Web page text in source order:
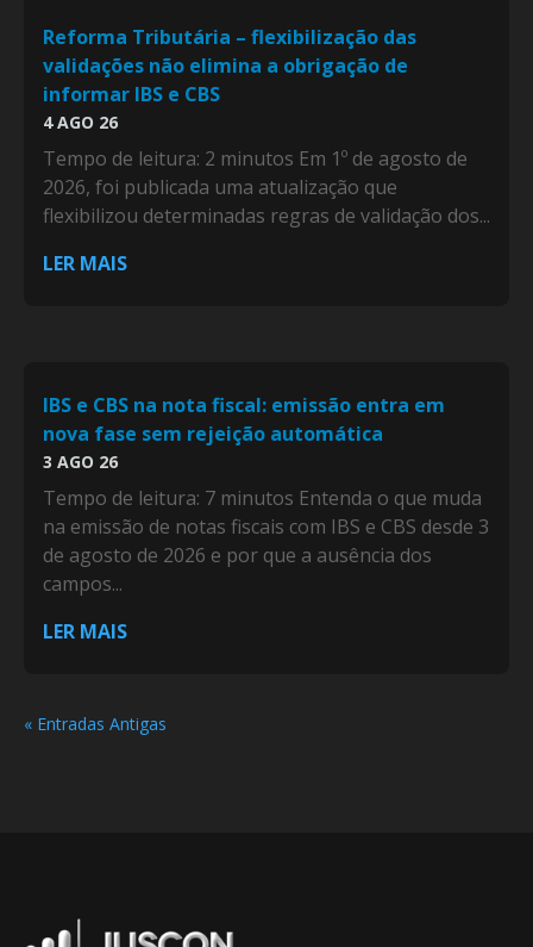
Reforma Tributária – flexibilização das
validações não elimina a obrigação de
informar IBS e CBS
4 AGO 26
Tempo de leitura: 2 minutos Em 1º de agosto de
2026, foi publicada uma atualização que
flexibilizou determinadas regras de validação dos...
LER MAIS
IBS e CBS na nota fiscal: emissão entra em
nova fase sem rejeição automática
3 AGO 26
Tempo de leitura: 7 minutos Entenda o que muda
na emissão de notas fiscais com IBS e CBS desde 3
de agosto de 2026 e por que a ausência dos
campos...
LER MAIS
« Entradas Antigas